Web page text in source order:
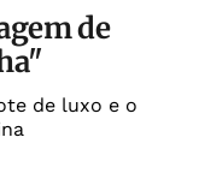
de
de luxo e o